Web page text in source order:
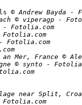
© Andrew Bayda -
© viperagp -
- Fotolia.com
Fotolia.com
Fotolia.com
Mer, France ©
© synto -
near Split,
Fotolia.com